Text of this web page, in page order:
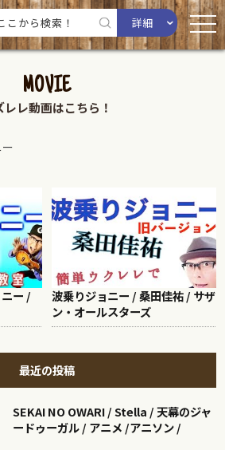
詳細
MOVIE
レレ動画はこちら！
ー /
波乗りジョニー / 桑田佳祐 / サザ
ン・オールスターズ
最近の投稿
SEKAI NO OWARI / Stella / 天幕のジャ
ードゥーガル / アニメ /アニソン /